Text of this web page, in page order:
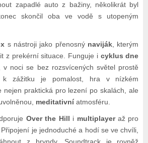
zapadlé auto z bažiny, několikrát byl
skončil oba ve vodě s utopeným
s nástroji jako přenosný naviják, kterým
z prekérní situace. Funguje i cyklus dne
noci se bez rozsvícených světel prostě
k zážitku je pomalost, hra v nízkém
nejen praktická pro lezení po skalách, ale
meditativníatmosféru.
Over the Hill i multiplayeraž pro
je jednoduché a hodí se ve chvíli,